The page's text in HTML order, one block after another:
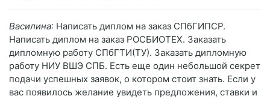
Василина: Написать диплом на заказ СПбГИПСР.
Написать диплом на заказ РОСБИОТЕХ. Заказать
дипломную работу СПбГТИ(ТУ). Заказать дипломную
работу НИУ ВШЭ СПБ. Есть еще один небольшой секрет
подачи успешных заявок, о котором стоит знать. Если у
вас появилось желание увидеть предложения, ставки и